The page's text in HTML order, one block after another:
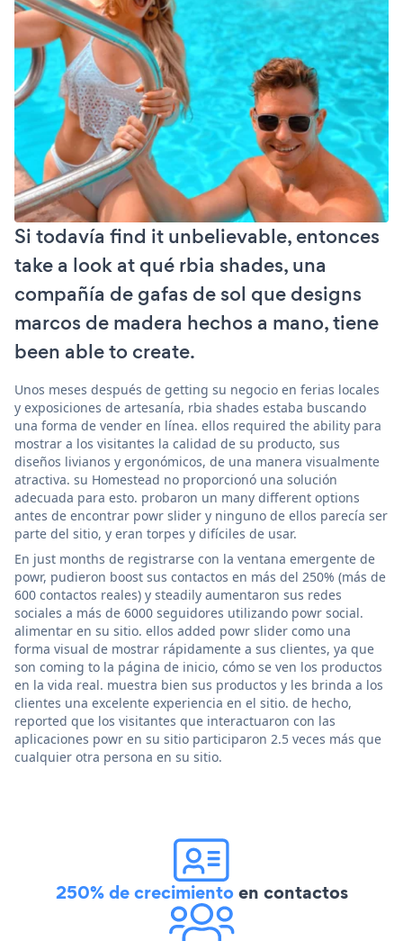
Si todavía find it unbelievable, entonces
take a look at qué rbia shades, una
compañía de gafas de sol que designs
marcos de madera hechos a mano, tiene
been able to create.
Unos meses después de getting su negocio en ferias locales
y exposiciones de artesanía, rbia shades estaba buscando
una forma de vender en línea. ellos required the ability para
mostrar a los visitantes la calidad de su producto, sus
diseños livianos y ergonómicos, de una manera visualmente
atractiva. su Homestead no proporcionó una solución
adecuada para esto. probaron un many different options
antes de encontrar powr slider y ninguno de ellos parecía ser
parte del sitio, y eran torpes y difíciles de usar.
En just months de registrarse con la ventana emergente de
powr, pudieron boost sus contactos en más del 250% (más de
600 contactos reales) y steadily aumentaron sus redes
sociales a más de 6000 seguidores utilizando powr social.
alimentar en su sitio. ellos added powr slider como una
forma visual de mostrar rápidamente a sus clientes, ya que
son coming to la página de inicio, cómo se ven los productos
en la vida real. muestra bien sus productos y les brinda a los
clientes una excelente experiencia en el sitio. de hecho,
reported que los visitantes que interactuaron con las
aplicaciones powr en su sitio participaron 2.5 veces más que
cualquier otra persona en su sitio.
250% de crecimientoen contactos